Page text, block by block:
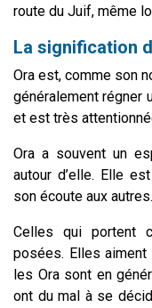
route du Juif, même
La signification
Ora est, comme son
généralement régner
et est très
Ora a souvent un
autour d’elle. Elle
son écoute aux autres.
Celles qui portent
posées. Elles
les Ora sont en
ont du mal à se